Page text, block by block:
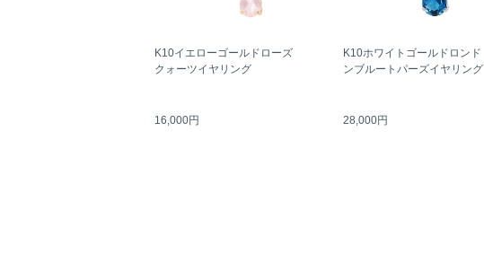
K10イエローゴールドローズ
クォーツイヤリング
16,000円
K10ホワイトゴールドロンド
ンブルートパーズイヤリング
28,000円